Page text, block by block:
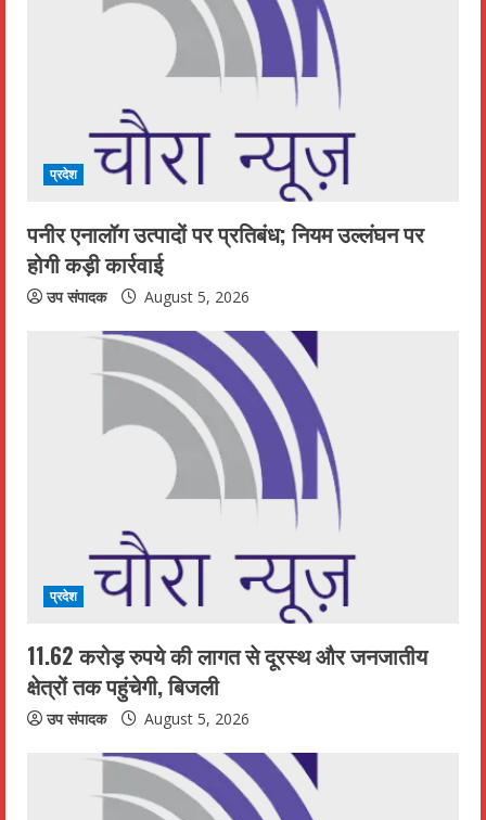
n
g
प्रदेश
पनीर एनालॉग उत्पादों पर प्रतिबंध; नियम उल्लंघन पर
होगी कड़ी कार्रवाई
उप संपादक August 5, 2026
प्रदेश
11.62 करोड़ रुपये की लागत से दूरस्थ और जनजातीय
क्षेत्रों तक पहुंचेगी, बिजली
उप संपादक August 5, 2026